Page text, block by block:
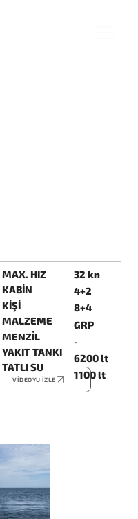
MAX. HIZ
KABİN
KİŞİ
MALZEME
MENZİL
YAKIT TANKI
TATLI SU
32 kn
4+2
8+4
GRP
-
6200 lt
1100 lt
VİDEOYU İZLE